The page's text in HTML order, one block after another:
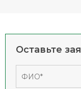
Оставьте